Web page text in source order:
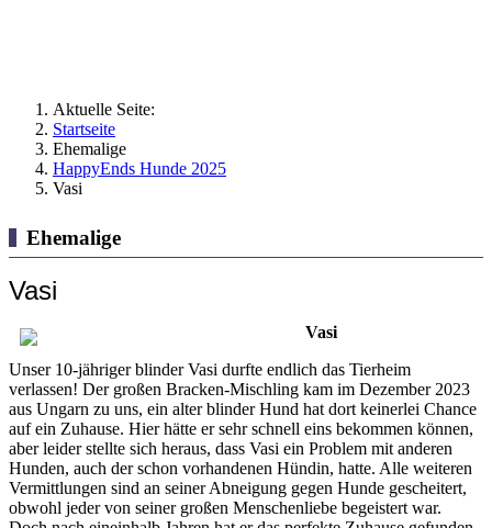
Aktuelle Seite:
Startseite
Ehemalige
HappyEnds Hunde 2025
Vasi
Ehemalige
Vasi
Vasi
Unser 10-jähriger blinder Vasi durfte endlich das Tierheim
verlassen! Der großen Bracken-Mischling kam im Dezember 2023
aus Ungarn zu uns, ein alter blinder Hund hat dort keinerlei Chance
auf ein Zuhause. Hier hätte er sehr schnell eins bekommen können,
aber leider stellte sich heraus, dass Vasi ein Problem mit anderen
Hunden, auch der schon vorhandenen Hündin, hatte. Alle weiteren
Vermittlungen sind an seiner Abneigung gegen Hunde gescheitert,
obwohl jeder von seiner großen Menschenliebe begeistert war.